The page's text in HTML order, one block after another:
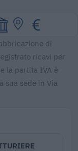
di
ricavi per
la partita IVA è
sua sede in Via